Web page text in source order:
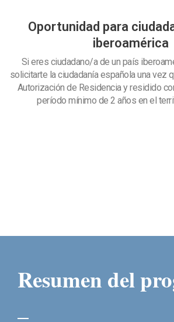
Oportunidad para
iberoamérica
Si eres ciudadano/a de un país
solicitarte la ciudadanía española una vez
Autorización de Residencia y residido
período mínimo de 2 años en el
Resumen del